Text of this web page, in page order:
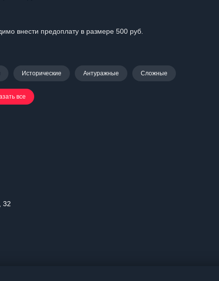
внести предоплату в размере 500 руб.
Исторические Антуражные Сложные
все
32